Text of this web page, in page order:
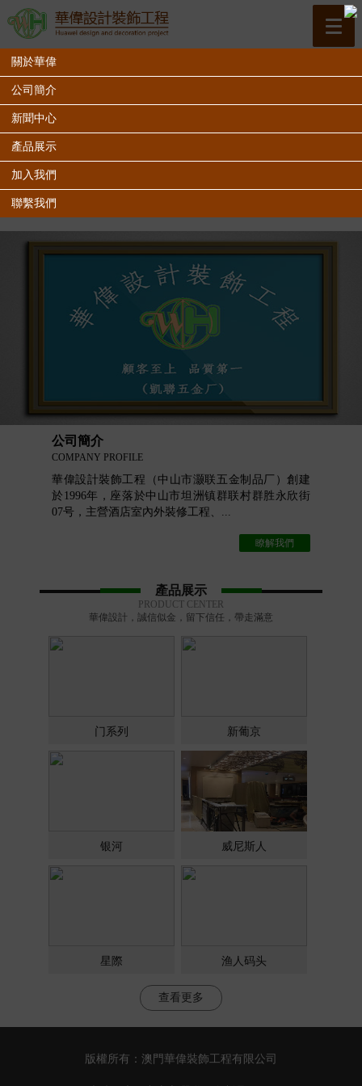
關於華偉
公司簡介
新聞中心
產品展示
加入我們
聯繫我們
公司簡介
COMPANY PROFILE
華偉設計裝飾工程（中山市灏联五金制品厂）創建
於1996年，座落於中山市坦洲镇群联村群胜永欣街
07号，主營酒店室內外裝修工程、...
瞭解我們
產品展示
PRODUCT CENTER
華偉設計，誠信似金，留下信任，帶走滿意
门系列 新葡京
银河 威尼斯人
星際 渔人码头
查看更多
版權所有： 澳門華偉裝飾工程有限公司